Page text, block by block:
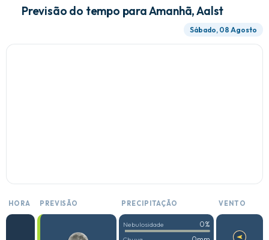
Previsão do tempo para Amanhã, Aalst
Sábado, 08 Agosto
HORA PREVISÃO PRECIPITAÇÃO VENTO
Nebulosidade 0%